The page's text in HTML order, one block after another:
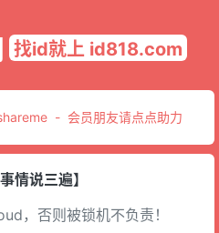
找id就上 id818.com
- 会员朋友请点点助力
情说三遍】
，否则被锁机不负责！